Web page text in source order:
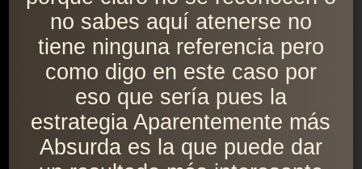
no sabes aquí atenerse no
tiene ninguna referencia pero
como digo en este caso por
eso que sería pues la
estrategia Aparentemente más
Absurda es la que puede dar